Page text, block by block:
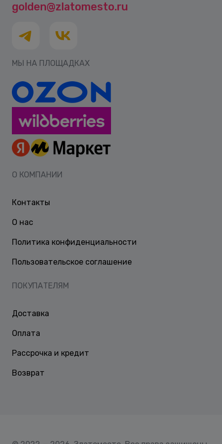
ПОКУПАТЕЛЯМ
Доставка
Оплата
Рассрочка и кредит
Возврат
О КОМПАНИИ
Контакты
О нас
Политика конфиденциальности
Пользовательское соглашение
golden@zlatomesto.ru
МЫ НА ПЛОЩАДКАХ